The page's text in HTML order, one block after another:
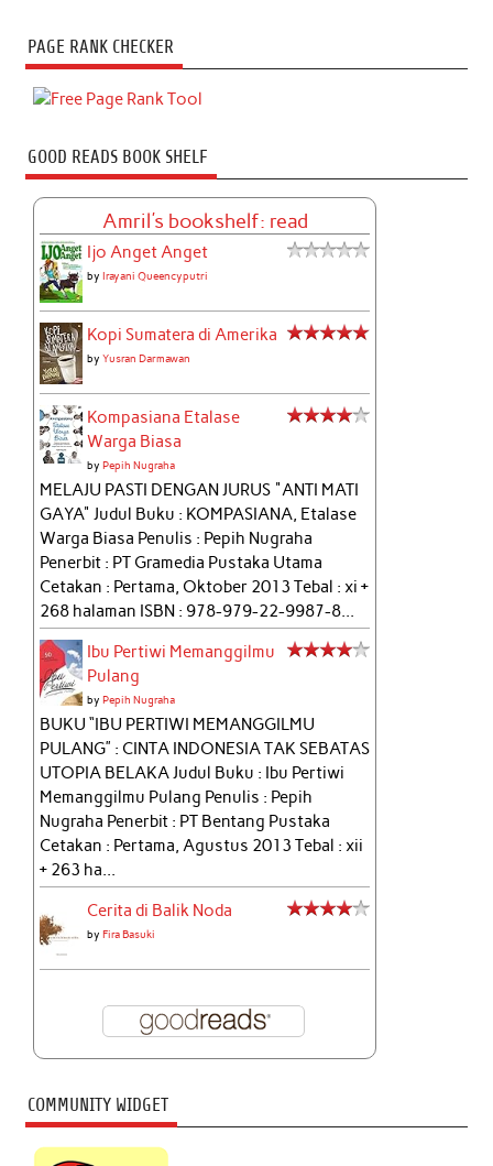
PAGE RANK CHECKER
GOOD READS BOOK SHELF
Amril's bookshelf: read
Ijo Anget Anget
byIrayani Queencyputri
Kopi Sumatera di Amerika
byYusran Darmawan
Kompasiana Etalase
Warga Biasa
byPepih Nugraha
MELAJU PASTI DENGAN JURUS "ANTI MATI
GAYA" Judul Buku : KOMPASIANA, Etalase
Warga Biasa Penulis : Pepih Nugraha
Penerbit : PT Gramedia Pustaka Utama
Cetakan : Pertama, Oktober 2013 Tebal : xi +
268 halaman ISBN : 978-979-22-9987-8...
Ibu Pertiwi Memanggilmu
Pulang
byPepih Nugraha
BUKU “IBU PERTIWI MEMANGGILMU
PULANG” : CINTA INDONESIA TAK SEBATAS
UTOPIA BELAKA Judul Buku : Ibu Pertiwi
Memanggilmu Pulang Penulis : Pepih
Nugraha Penerbit : PT Bentang Pustaka
Cetakan : Pertama, Agustus 2013 Tebal : xii
+ 263 ha...
Cerita di Balik Noda
byFira Basuki
COMMUNITY WIDGET